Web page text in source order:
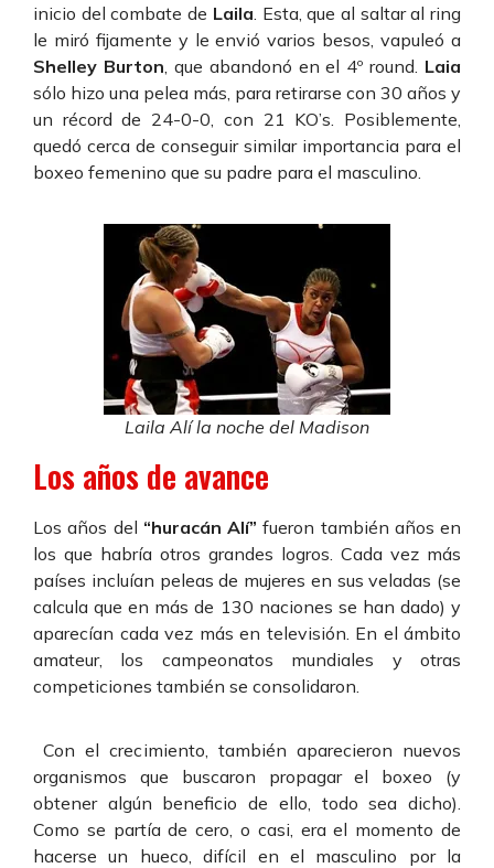
inicio del combate de Laila. Esta, que al saltar al ring
le miró fijamente y le envió varios besos, vapuleó a
Shelley Burton, que abandonó en el 4º round. Laia
sólo hizo una pelea más, para retirarse con 30 años y
un récord de 24-0-0, con 21 KO’s. Posiblemente,
quedó cerca de conseguir similar importancia para el
boxeo femenino que su padre para el masculino.
Laila Alí la noche del Madison
Los años de avance
Los años del “huracán Alí” fueron también años en
los que habría otros grandes logros. Cada vez más
países incluían peleas de mujeres en sus veladas (se
calcula que en más de 130 naciones se han dado) y
aparecían cada vez más en televisión. En el ámbito
amateur, los campeonatos mundiales y otras
competiciones también se consolidaron.
Con el crecimiento, también aparecieron nuevos
organismos que buscaron propagar el boxeo (y
obtener algún beneficio de ello, todo sea dicho).
Como se partía de cero, o casi, era el momento de
hacerse un hueco, difícil en el masculino por la